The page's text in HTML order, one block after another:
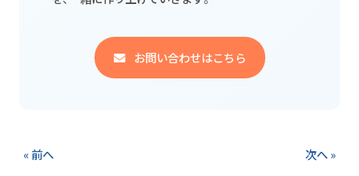
お問い合わせはこちら
« 前へ 次へ »